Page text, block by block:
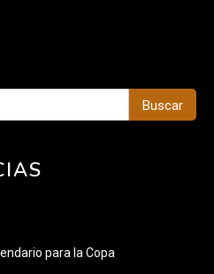
Buscar
para la Copa